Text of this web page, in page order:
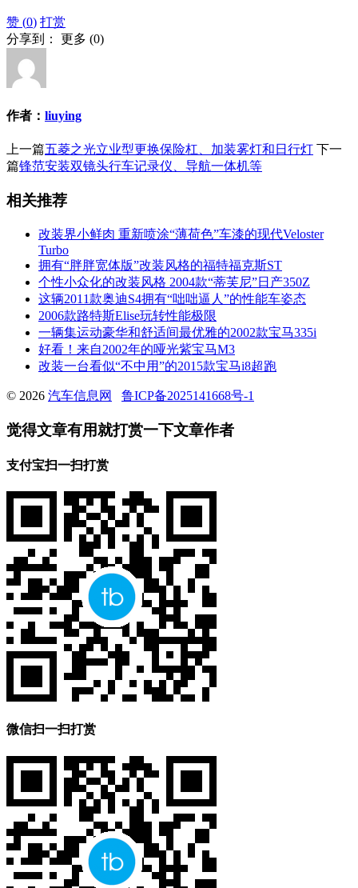
赞 (0) 打赏
分享到： 更多 (0)
作者： liuying
上一篇五菱之光立业型更换保险杠、加装雾灯和日行灯 下一
篇锋范安装双镜头行车记录仪、导航一体机等
相关推荐
改装界小鲜肉 重新喷涂“薄荷色”车漆的现代Veloster
Turbo
拥有“胖胖宽体版”改装风格的福特福克斯ST
个性小众化的改装风格 2004款“蒂芙尼”日产350Z
这辆2011款奥迪S4拥有“咄咄逼人”的性能车姿态
2006款路特斯Elise玩转性能极限
一辆集运动豪华和舒适间最优雅的2002款宝马335i
好看！来自2002年的哑光紫宝马M3
改装一台看似“不中用”的2015款宝马i8超跑
© 2026 汽车信息网 鲁ICP备2025141668号-1
觉得文章有用就打赏一下文章作者
支付宝扫一扫打赏
微信扫一扫打赏